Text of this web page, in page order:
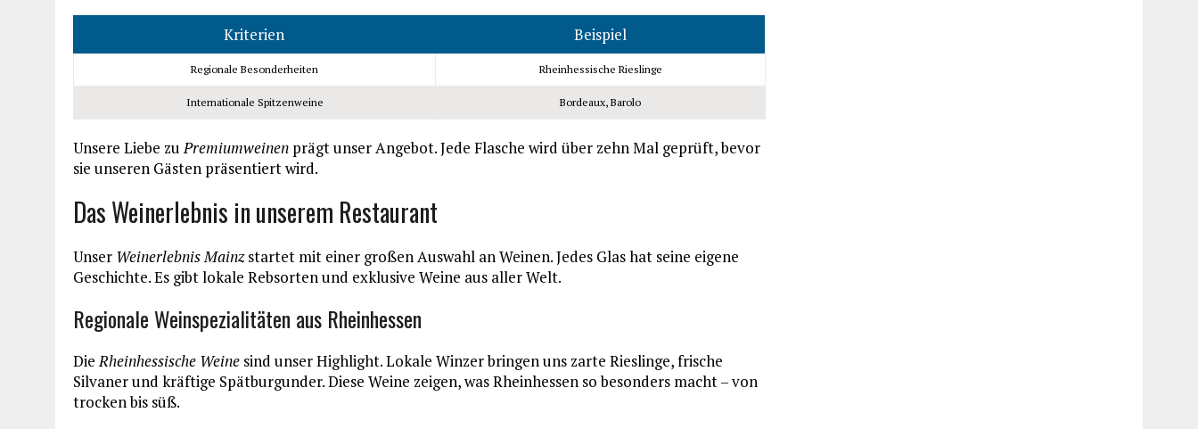
Kriterien Beispiel
Regionale Besonderheiten Rheinhessische Rieslinge
Internationale Spitzenweine Bordeaux, Barolo
Unsere Liebe zuPremiumweinen prägt unser Angebot. Jede Flasche wird über zehn Mal geprüft, bevor
sie unseren Gästen präsentiert wird.
Das Weinerlebnis in unserem Restaurant
Unser Weinerlebnis Mainzstartet mit einer großen Auswahl an Weinen. Jedes Glas hat seine eigene
Geschichte. Es gibt lokale Rebsorten und exklusive Weine aus aller Welt.
Regionale Weinspezialitäten aus Rheinhessen
DieRheinhessische Weine sind unser Highlight. Lokale Winzer bringen uns zarte Rieslinge, frische
Silvaner und kräftige Spätburgunder. Diese Weine zeigen, was Rheinhessen so besonders macht – von
trocken bis süß.